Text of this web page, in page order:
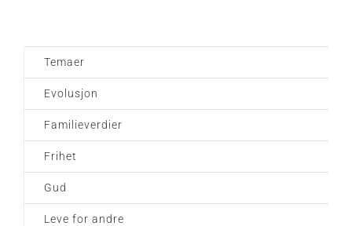
Temaer
Evolusjon
Familieverdier
Frihet
Gud
Leve for andre